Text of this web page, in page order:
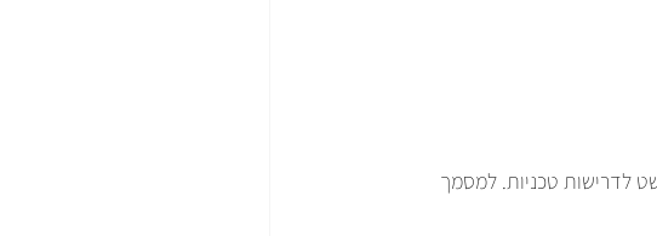
לדרישות טכניות. למסמך